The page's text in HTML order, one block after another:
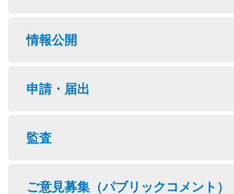
情報公開
申請・届出
監査
ご意見募集（パブリックコメント）